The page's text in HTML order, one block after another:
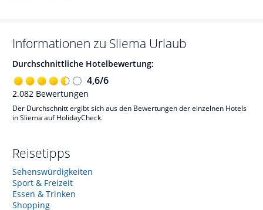
Informationen zu Sliema Urlaub
Durchschnittliche Hotelbewertung:
4,6/6
2.082 Bewertungen
Der Durchschnitt ergibt sich aus den Bewertungen der einzelnen Hotels
in Sliema auf HolidayCheck.
Reisetipps
Sehenswürdigkeiten
Sport & Freizeit
Essen & Trinken
Shopping